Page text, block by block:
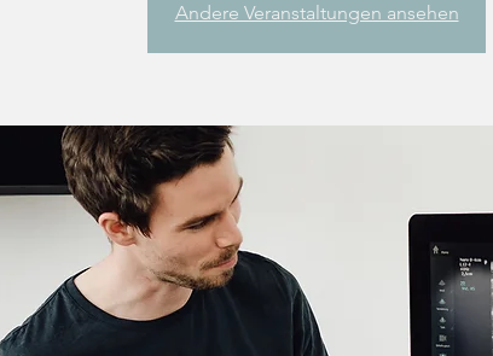
Andere Veranstaltungen ansehen